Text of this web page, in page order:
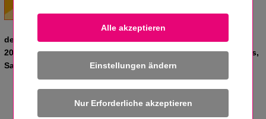
Einstellungen ändern
Wasserbereich und ein zusätzlicher
Raumbedarf, der durch Umfunktionierung
der Haustechnikanlagen gelöst werden sollte, zwang im Juli
2005 den Caritasverband Hagen als Betreiber des Pflegeheims,
Sanierungsmaßnahmen einzuleiten.